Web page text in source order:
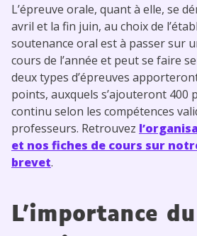
L’épreuve orale, quant à elle, se
avril et la fin juin, au choix de
soutenance oral est à passer sur
cours de l’année et peut se faire
deux types d’épreuves
points, auxquels s’ajouteront 400
continu selon les compétences
professeurs. Retrouvez
et nos fiches de cours sur
brevet.
L’importance